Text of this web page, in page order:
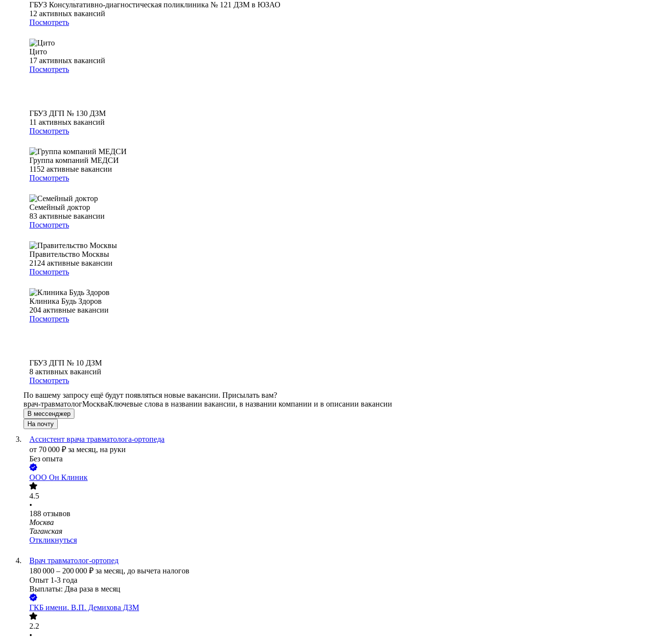
ГБУЗ Консультативно-диагностическая поликлиника № 121 ДЗМ в ЮЗАО
12 активных вакансий
Посмотреть
Цито
17 активных вакансий
Посмотреть
ГБУЗ ДГП № 130 ДЗМ
11 активных вакансий
Посмотреть
Группа компаний МЕДСИ
1152 активные вакансии
Посмотреть
Семейный доктор
83 активные вакансии
Посмотреть
Правительство Москвы
2124 активные вакансии
Посмотреть
Клиника Будь Здоров
204 активные вакансии
Посмотреть
ГБУЗ ДГП № 10 ДЗМ
8 активных вакансий
Посмотреть
По вашему запросу ещё будут появляться новые вакансии. Присылать вам?
врач-травматологМоскваКлючевые слова в названии вакансии, в названии компании и в описании вакансии
В мессенджер
На почту
Ассистент врача травматолога-ортопеда
от 70 000 ₽ за месяц, на руки
Без опыта
ООО Он Клиник
4.5
•
188 отзывов
Москва
Таганская
Откликнуться
Врач травматолог-ортопед
180 000 – 200 000 ₽ за месяц, до вычета налогов
Опыт 1-3 года
Выплаты: Два раза в месяц
ГКБ имени. В.П. Демихова ДЗМ
2.2
•